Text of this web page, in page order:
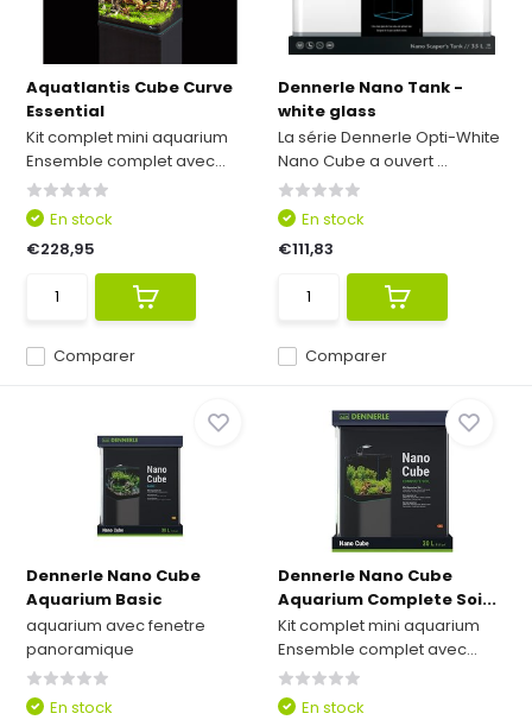
Aquatlantis Cube Curve
Essential
Kit complet mini aquarium
Ensemble complet avec...
Comparer
En stock
€228,95
Dennerle Nano Tank -
white glass
La série Dennerle Opti-White
Nano Cube a ouvert ...
Comparer
En stock
€111,83
Dennerle Nano Cube
Aquarium Basic
aquarium avec fenetre
panoramique
En stock
Dennerle Nano Cube
Aquarium Complete Soi...
Kit complet mini aquarium
Ensemble complet avec...
En stock